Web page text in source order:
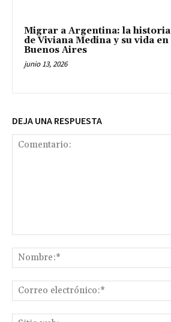
Migrar a Argentina: la historia
de Viviana Medina y su vida en
Buenos Aires
junio 13, 2026
DEJA UNA RESPUESTA